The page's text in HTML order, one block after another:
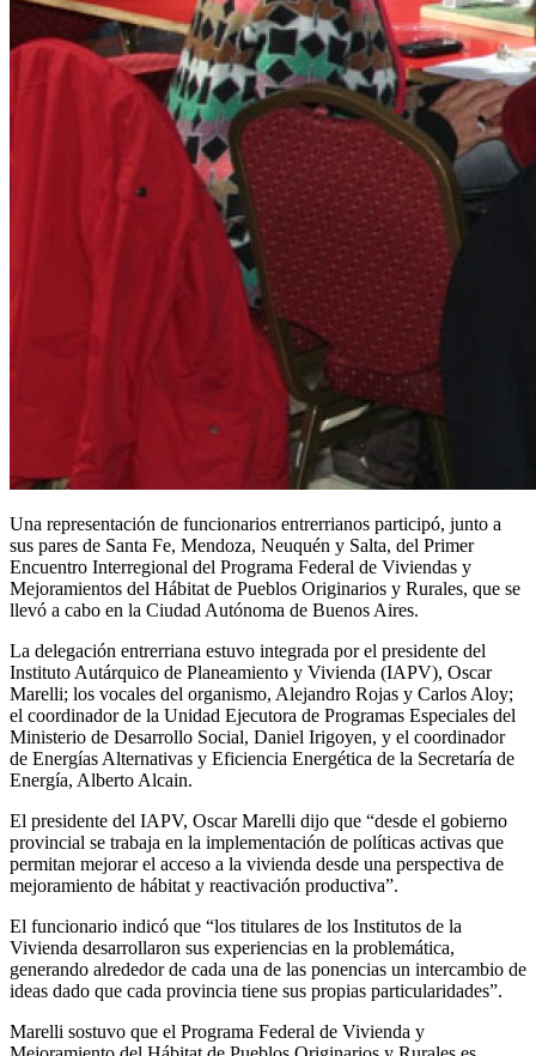
Una representación de funcionarios entrerrianos participó, junto a
sus pares de Santa Fe, Mendoza, Neuquén y Salta, del Primer
Encuentro Interregional del Programa Federal de Viviendas y
Mejoramientos del Hábitat de Pueblos Originarios y Rurales, que se
llevó a cabo en la Ciudad Autónoma de Buenos Aires.
La delegación entrerriana estuvo integrada por el presidente del
Instituto Autárquico de Planeamiento y Vivienda (IAPV), Oscar
Marelli; los vocales del organismo, Alejandro Rojas y Carlos Aloy;
el coordinador de la Unidad Ejecutora de Programas Especiales del
Ministerio de Desarrollo Social, Daniel Irigoyen, y el coordinador
de Energías Alternativas y Eficiencia Energética de la Secretaría de
Energía, Alberto Alcain.
El presidente del IAPV, Oscar Marelli dijo que “desde el gobierno
provincial se trabaja en la implementación de políticas activas que
permitan mejorar el acceso a la vivienda desde una perspectiva de
mejoramiento de hábitat y reactivación productiva”.
El funcionario indicó que “los titulares de los Institutos de la
Vivienda desarrollaron sus experiencias en la problemática,
generando alrededor de cada una de las ponencias un intercambio de
ideas dado que cada provincia tiene sus propias particularidades”.
Marelli sostuvo que el Programa Federal de Vivienda y